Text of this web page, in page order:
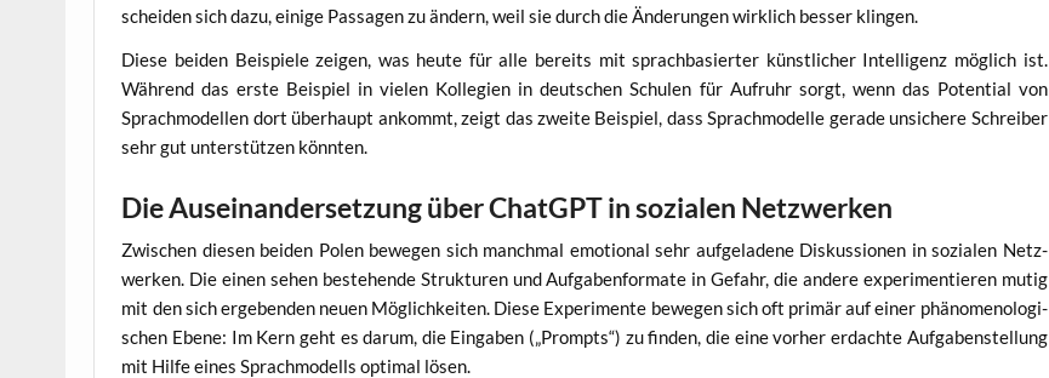
schei­den sich dazu, eini­ge Pas­sa­gen zu ändern, weil sie durch die Ände­run­gen wirk­lich bes­ser klingen.
Die­se bei­den Bei­spie­le zei­gen, was heu­te für alle bereits mit sprach­ba­sier­ter künst­li­cher Intel­li­genz mög­lich ist.
Wäh­rend das ers­te Bei­spiel in vie­len Kol­le­gi­en in deut­schen Schu­len für Auf­ruhr sorgt, wenn das Poten­ti­al von
Sprach­mo­del­len dort über­haupt ankommt, zeigt das zwei­te Bei­spiel, dass Sprach­mo­del­le gera­de unsi­che­re Schrei­ber
sehr gut unter­stüt­zen könnten.
Die Auseinandersetzung über ChatGPT in sozialen Netzwerken
Zwi­schen die­sen bei­den Polen bewe­gen sich manch­mal emo­tio­nal sehr auf­ge­la­de­ne Dis­kus­sio­nen in sozia­len Netz­
wer­ken. Die einen sehen bestehen­de Struk­tu­ren und Auf­ga­ben­for­ma­te in Gefahr, die ande­re expe­ri­men­tie­ren mutig
mit den sich erge­ben­den neu­en Mög­lich­kei­ten. Die­se Expe­ri­men­te bewe­gen sich oft pri­mär auf einer phä­no­me­no­lo­gi­
schen Ebe­ne: Im Kern geht es dar­um, die Ein­ga­ben („Prompts“) zu fin­den, die eine vor­her erdach­te Auf­ga­ben­stel­lung
mit Hil­fe eines Sprach­mo­dells opti­mal lösen.